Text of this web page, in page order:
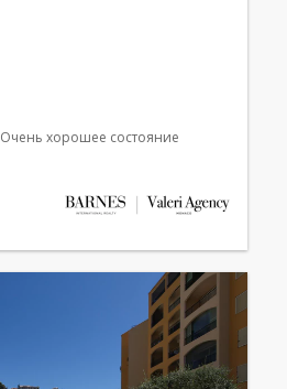
Очень хорошее состояние